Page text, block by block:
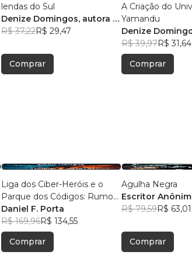
lendas do Sul
Denize Domingos, autora e
ilustradora
R$ 37,22R$ 29,47
Comprar
A Criação do
Yamandu
Denize
R$ 39,97R$ 31,64
Comprar
Liga dos Ciber-Heróis e o
Parque dos Códigos: Rumo
ao Desconhecido
Daniel F. Porta
R$ 169,96R$ 134,55
Comprar
Agulha Negra
Escritor
R$ 79,59R$ 63,01
Comprar